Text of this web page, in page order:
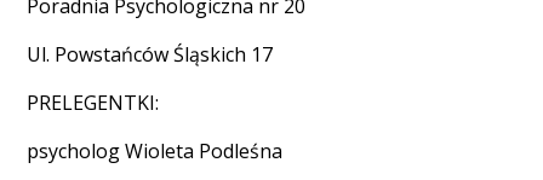
Poradnia Psychologiczna nr 20
Ul. Powstańców Śląskich 17
PRELEGENTKI:
psycholog Wioleta Podleśna